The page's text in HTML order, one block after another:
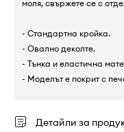
моля, свържете се с
- Стандартна кройка.
- Овално деколте.
- Тънка и еластична
- Моделът е покрит с
Детайли за